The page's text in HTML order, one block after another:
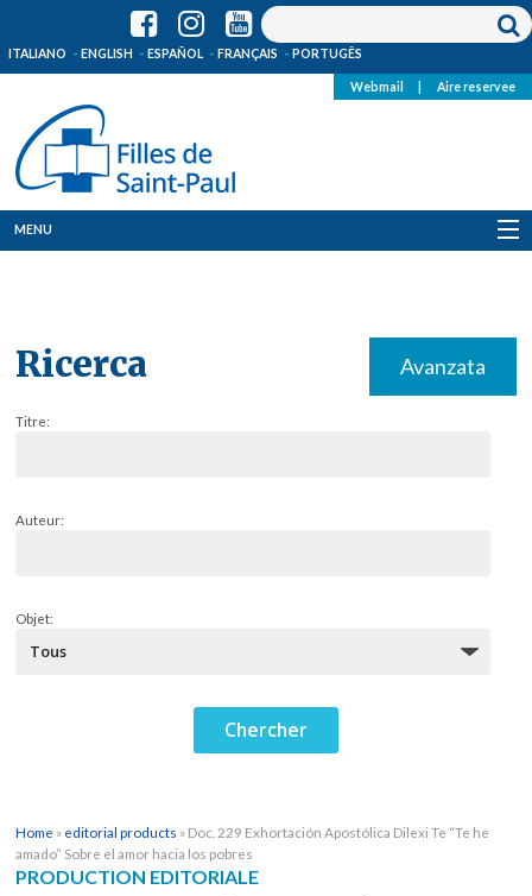
ITALIANO ENGLISH ESPAÑOL FRANÇAIS PORTUGÊS
Webmail Aire reservee
MENU
Ricerca Avanzata
Titre:
Auteur:
Objet:
Home » editorial products » Doc. 229 Exhortación Apostólica Dilexi Te “Te he
amado” Sobre el amor hacia los pobres
PRODUCTION EDITORIALE